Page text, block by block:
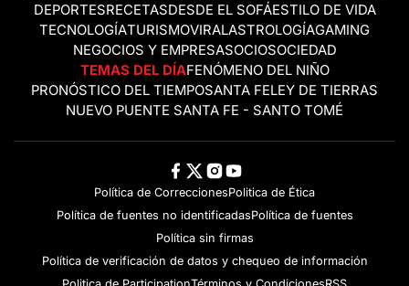
DEPORTESRECETASDESDE EL SOFÁESTILO DE VIDA
TECNOLOGÍATURISMOVIRALASTROLOGÍAGAMING
NEGOCIOS Y EMPRESASOCIOSOCIEDAD
TEMAS DEL DÍAFENÓMENO DEL NIÑO
PRONÓSTICO DEL TIEMPOSANTA FELEY DE TIERRAS
NUEVO PUENTE SANTA FE - SANTO TOMÉ
Política de CorreccionesPolitica de Ética
Política de fuentes no identificadasPolítica de fuentes
Política sin firmas
Política de verificación de datos y chequeo de información